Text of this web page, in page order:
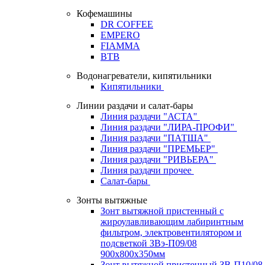
Кофемашины
DR COFFEE
EMPERO
FIAMMA
BTB
Водонагреватели, кипятильники
Кипятильники
Линии раздачи и салат-бары
Линия раздачи "АСТА"
Линия раздачи "ЛИРА-ПРОФИ"
Линия раздачи "ПАТША"
Линия раздачи "ПРЕМЬЕР"
Линия раздачи "РИВЬЕРА"
Линия раздачи прочее
Салат-бары
Зонты вытяжные
Зонт вытяжной пристенный с
жироулавливающим лабиринтным
фильтром, электровентилятором и
подсветкой ЗВэ-П09/08
900х800х350мм